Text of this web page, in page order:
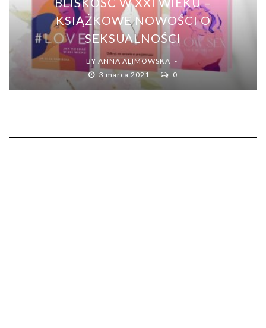
KSIĄŻKOWE NOWOŚCI O
SEKSUALNOŚCI
BY ANNA ALIMOWSKA
3 marca 2021
0